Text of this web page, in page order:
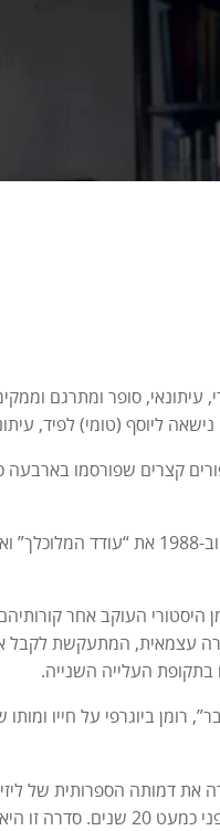
גלעדי, עיתונאי, סופר
ליוסף (טומי) לפיד,
ב-1971 פרסמה את ספר הילדים
רומן היסטורי העוקב אחר
עצמאית, המתעקשת
בתקופת העלייה השנייה.
רומן ביוגרפי על חייו
את דמותה הספרותית של
הבלשית העברית.